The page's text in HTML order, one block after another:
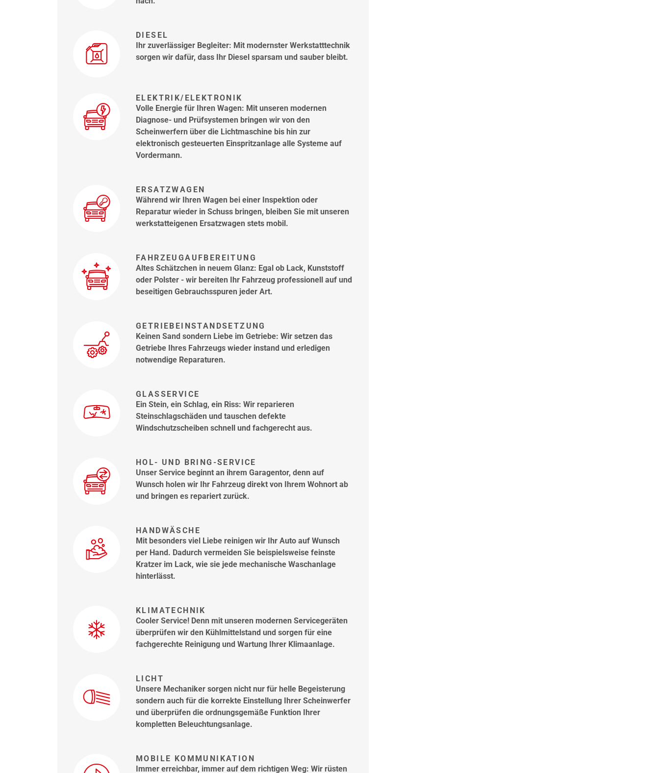
DIESEL
Ihr zuverlässiger Begleiter: Mit modernster Werkstatttechnik
sorgen wir dafür, dass Ihr Diesel sparsam und sauber bleibt.
ELEKTRIK/ELEKTRONIK
Volle Energie für Ihren Wagen: Mit unseren modernen
Diagnose- und Prüfsystemen bringen wir von den
Scheinwerfern über die Lichtmaschine bis hin zur
elektronisch gesteuerten Einspritzanlage alle Systeme auf
Vordermann.
ERSATZWAGEN
Während wir Ihren Wagen bei einer Inspektion oder
Reparatur wieder in Schuss bringen, bleiben Sie mit unseren
werkstatteigenen Ersatzwagen stets mobil.
FAHRZEUGAUFBEREITUNG
Altes Schätzchen in neuem Glanz: Egal ob Lack, Kunststoff
oder Polster - wir bereiten Ihr Fahrzeug professionell auf und
beseitigen Gebrauchsspuren jeder Art.
GETRIEBEINSTANDSETZUNG
Keinen Sand sondern Liebe im Getriebe: Wir setzen das
Getriebe Ihres Fahrzeugs wieder instand und erledigen
notwendige Reparaturen.
GLASSERVICE
Ein Stein, ein Schlag, ein Riss: Wir reparieren
Steinschlagschäden und tauschen defekte
Windschutzscheiben schnell und fachgerecht aus.
HOL- UND BRING-SERVICE
Unser Service beginnt an ihrem Garagentor, denn auf
Wunsch holen wir Ihr Fahrzeug direkt von Ihrem Wohnort ab
und bringen es repariert zurück.
HANDWÄSCHE
Mit besonders viel Liebe reinigen wir Ihr Auto auf Wunsch
per Hand. Dadurch vermeiden Sie beispielsweise feinste
Kratzer im Lack, wie sie jede mechanische Waschanlage
hinterlässt.
KLIMATECHNIK
Cooler Service! Denn mit unseren modernen Servicegeräten
überprüfen wir den Kühlmittelstand und sorgen für eine
fachgerechte Reinigung und Wartung Ihrer Klimaanlage.
LICHT
Unsere Mechaniker sorgen nicht nur für helle Begeisterung
sondern auch für die korrekte Einstellung Ihrer Scheinwerfer
und überprüfen die ordnungsgemäße Funktion Ihrer
kompletten Beleuchtungsanlage.
MOBILE KOMMUNIKATION
Immer erreichbar, immer auf dem richtigen Weg: Wir rüsten